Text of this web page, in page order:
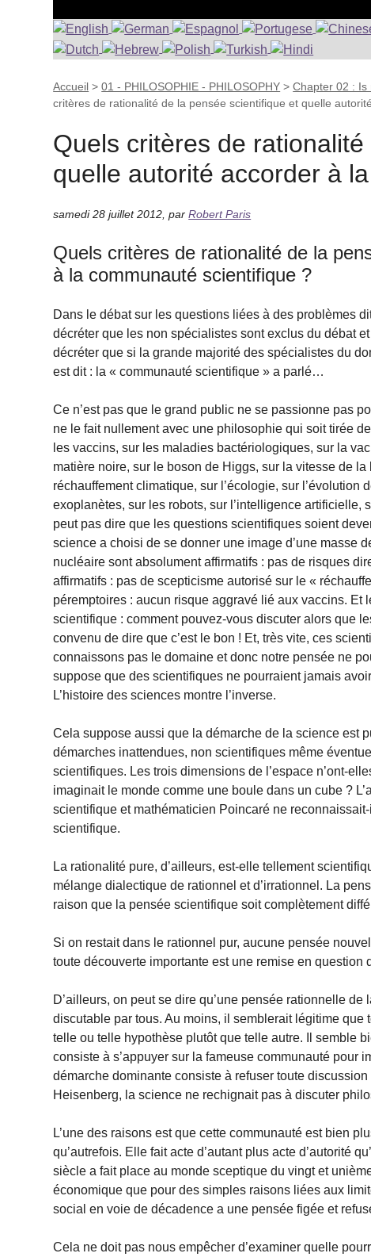
Accueil >01 - PHILOSOPHIE - PHILOSOPHY >Chapter 02 : Is
critères de rationalité de la pensée scientifique et quelle
Quels critères de
quelle autorité accorder à
samedi 28 juillet 2012 ,parRobert Paris
Quels critères de rationalité de la
à la communauté scientifique ?
Dans le débat sur les questions liées à des problèmes
décréter que les non spécialistes sont exclus du débat
décréter que si la grande majorité des spécialistes du
est dit : la « communauté scientifique » a parlé…
Ce n’est pas que le grand public ne se passionne pas
ne le fait nullement avec une philosophie qui soit tirée
les vaccins, sur les maladies bactériologiques, sur la
matière noire, sur le boson de Higgs, sur la vitesse de
réchauffement climatique, sur l’écologie, sur l’évolution
exoplanètes, sur les robots, sur l’intelligence artificielle,
peut pas dire que les questions scientifiques soient
science a choisi de se donner une image d’une masse
nucléaire sont absolument affirmatifs : pas de risques
affirmatifs : pas de scepticisme autorisé sur le «
péremptoires : aucun risque aggravé lié aux vaccins.
scientifique : comment pouvez-vous discuter alors que
convenu de dire que c’est le bon ! Et, très vite, ces
connaissons pas le domaine et donc notre pensée ne
suppose que des scientifiques ne pourraient jamais
L’histoire des sciences montre l’inverse.
Cela suppose aussi que la démarche de la science est
démarches inattendues, non scientifiques même
scientifiques. Les trois dimensions de l’espace n’ont-
imaginait le monde comme une boule dans un cube ?
scientifique et mathématicien Poincaré ne
scientifique.
La rationalité pure, d’ailleurs, est-elle tellement
mélange dialectique de rationnel et d’irrationnel. La
raison que la pensée scientifique soit complètement
Si on restait dans le rationnel pur, aucune pensée
toute découverte importante est une remise en
D’ailleurs, on peut se dire qu’une pensée rationnelle
discutable par tous. Au moins, il semblerait légitime
telle ou telle hypothèse plutôt que telle autre. Il semble
consiste à s’appuyer sur la fameuse communauté pour
démarche dominante consiste à refuser toute
Heisenberg, la science ne rechignait pas à discuter
L’une des raisons est que cette communauté est bien
qu’autrefois. Elle fait acte d’autant plus acte d’autorité
siècle a fait place au monde sceptique du vingt et
économique que pour des simples raisons liées aux
social en voie de décadence a une pensée figée et
Cela ne doit pas nous empêcher d’examiner quelle